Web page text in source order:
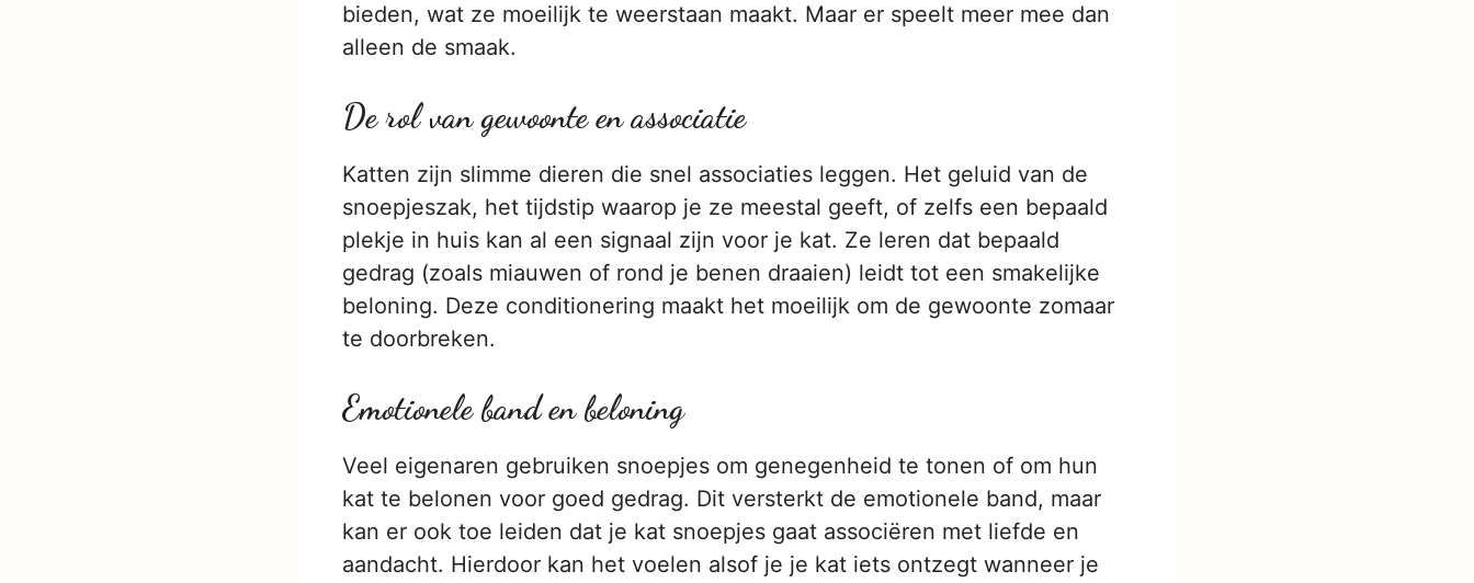
bieden, wat ze moeilijk te weerstaan maakt. Maar er speelt meer mee dan
alleen de smaak.
De rol van gewoonte en associatie
Katten zijn slimme dieren die snel associaties leggen. Het geluid van de
snoepjeszak, het tijdstip waarop je ze meestal geeft, of zelfs een bepaald
plekje in huis kan al een signaal zijn voor je kat. Ze leren dat bepaald
gedrag (zoals miauwen of rond je benen draaien) leidt tot een smakelijke
beloning. Deze conditionering maakt het moeilijk om de gewoonte zomaar
te doorbreken.
Emotionele band en beloning
Veel eigenaren gebruiken snoepjes om genegenheid te tonen of om hun
kat te belonen voor goed gedrag. Dit versterkt de emotionele band, maar
kan er ook toe leiden dat je kat snoepjes gaat associëren met liefde en
aandacht. Hierdoor kan het voelen alsof je je kat iets ontzegt wanneer je